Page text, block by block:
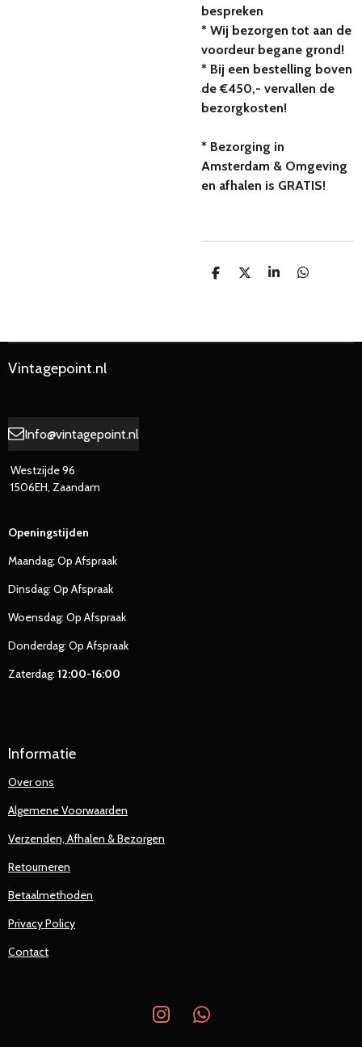
bespreken
* Wij bezorgen tot aan de
voordeur begane grond!
* Bij een bestelling boven
de €450,- vervallen de
bezorgkosten!
* Bezorging in
Amsterdam & Omgeving
en afhalen is GRATIS!
D
D
S
D
Vintagepoint.nl
Info@vintagepoint.nl
Westzijde 96
1506EH, Zaandam
Openingstijden
Maandag; Op Afspraak
Dinsdag: Op Afspraak
Woensdag: Op Afspraak
Donderdag: Op Afspraak
Zaterdag: 12:00-16:00
Informatie
Over ons
Algemene Voorwaarden
Verzenden, Afhalen & Bezorgen
Retourneren
Betaalmethoden
Privacy Policy
Contact
I
W